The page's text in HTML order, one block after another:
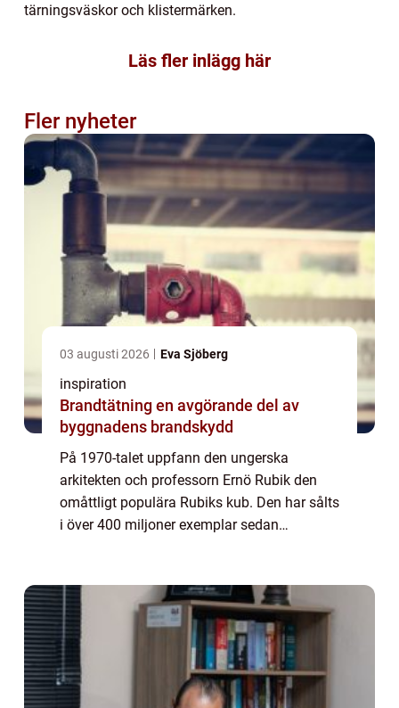
tärningsväskor och klistermärken.
Läs fler inlägg här
Fler nyheter
03 augusti 2026 Eva Sjöberg
inspiration
Brandtätning en avgörande del av
byggnadens brandskydd
På 1970-talet uppfann den ungerska
arkitekten och professorn Ernö Rubik den
omåttligt populära Rubiks kub. Den har sålts
i över 400 miljoner exemplar sedan
underhållande så ...